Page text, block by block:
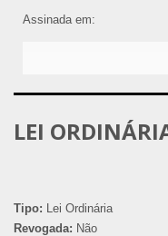
Assinada em:
LEI
Tipo: Lei Ordinária
Revogada: Não